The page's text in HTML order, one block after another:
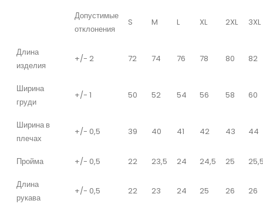
Допустимые
отклонения
S M L XL 2XL 3XL
Длина
изделия
+/- 2 72 74 76 78 80 82
Ширина
груди
+/- 1 50 52 54 56 58 60
Ширина в
плечах
+/- 0,5 39 40 41 42 43 44
Пройма +/- 0,5 22 23,5 24 24,5 25
Длина
рукава
+/- 0,5 22 23 24 25 26 26